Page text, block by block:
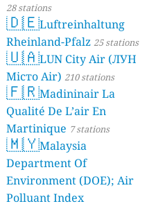
28 stations
🇩🇪Luftreinhaltung
Rheinland-Pfalz 25 stations
🇺🇦LUN City Air (ЛУН
Місто Air) 210 stations
🇫🇷Madininair La
Qualité De L’air En
Martinique 7 stations
🇲🇾Malaysia
Department Of
Environment (DOE); Air
Polluant Index